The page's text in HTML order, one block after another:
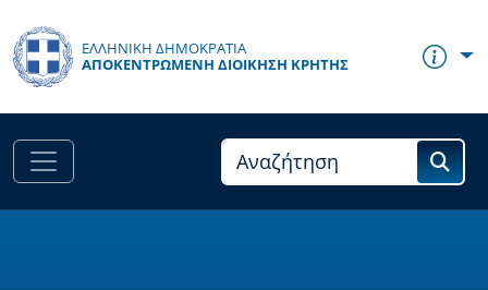
ΕΛΛΗΝΙΚΗ ΔΗΜΟΚΡΑΤΙΑ
ΑΠΟΚΕΝΤΡΩΜΈΝΗ ΔΙΟΊΚΗΣΗ ΚΡΉΤΗΣ